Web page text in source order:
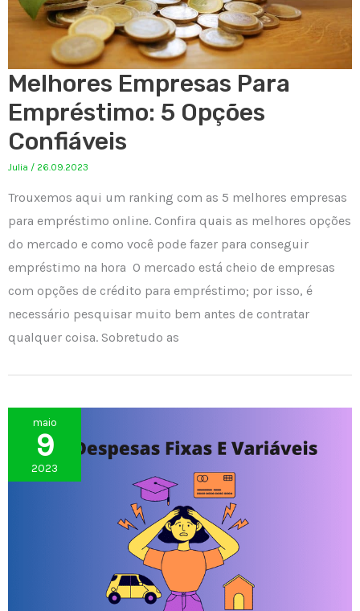
Melhores Empresas Para
Empréstimo: 5 Opções
Confiáveis
Julia / 26.09.2023
Trouxemos aqui um ranking com as 5 melhores empresas
para empréstimo online. Confira quais as melhores opções
do mercado e como você pode fazer para conseguir
empréstimo na hora O mercado está cheio de empresas
com opções de crédito para empréstimo; por isso, é
necessário pesquisar muito bem antes de contratar
qualquer coisa. Sobretudo as
maio
9
2023